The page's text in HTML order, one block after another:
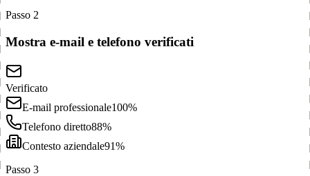
Passo 2
Mostra e-mail e telefono verificati
Verificato
E-mail professionale100%
Telefono diretto88%
Contesto aziendale91%
Passo 3